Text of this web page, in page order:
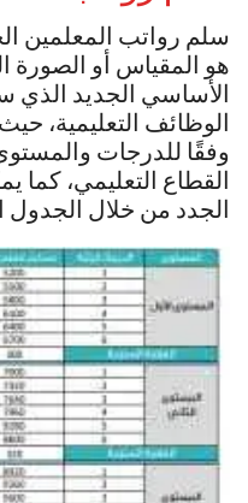
سلم رواتب المعلمين
هو المقياس أو الصورة
الأساسي الجديد
الوظائف التعليمية،
وفقًا للدرجات
القطاع التعليمي، كما
الجدد من خلال الجدول